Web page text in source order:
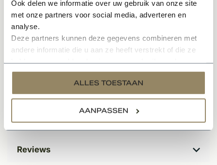
Ook delen we informatie over uw gebruik van onze site
met onze partners voor social media, adverteren en
analyse.
Deze partners kunnen deze gegevens combineren met
andere informatie die u aan ze heeft verstrekt of die ze
services.
ALLES TOESTAAN
AANPASSEN
gebied van isolatie.
*Dit product betreft een standaard maatvoering. Deze
stalramen zijn alleen in deze maat verkrijgbaar. Wij
bieden niet de mogelijkheid bieden om stalramen op
maat te bestellen.
Specificaties
Documenten
Reviews